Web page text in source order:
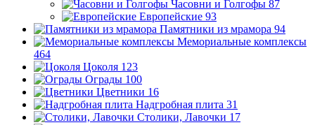
Часовни и Голгофы 87
Европейские 93
Памятники из мрамора 94
Мемориальные комплексы
464
Цоколя 123
Ограды 100
Цветники 16
Надгробная плита 31
Столики, Лавочки 17